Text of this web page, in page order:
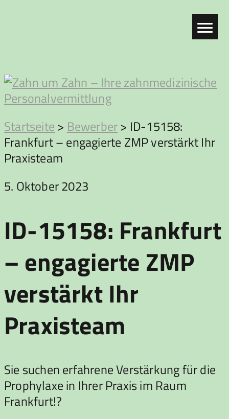
Zahn
um
Zahn
Startseite > Bewerber> ID-15158:
Frankfurt – engagierte ZMP verstärkt Ihr
Praxisteam
5. Oktober 2023
ID-15158: Frankfurt
– engagierte ZMP
verstärkt Ihr
Praxisteam
Sie suchen erfahrene Verstärkung für die
Prophylaxe in Ihrer Praxis im Raum
Frankfurt!?